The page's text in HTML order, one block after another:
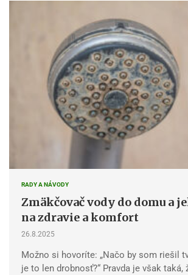
RADY A NÁVODY
Zmäkčovač vody do domu a
na zdravie a komfort
26.8.2025
Možno si hovoríte: „Načo by som riešil
je to len drobnosť?“ Pravda je však taká,